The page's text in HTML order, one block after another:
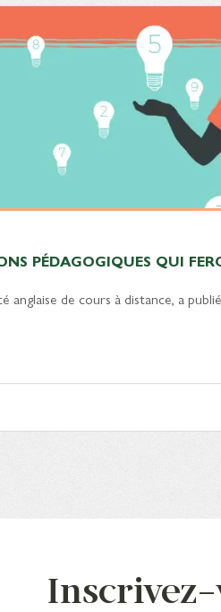
PÉDAGOGIQUES QUI
anglaise de cours à distance, a